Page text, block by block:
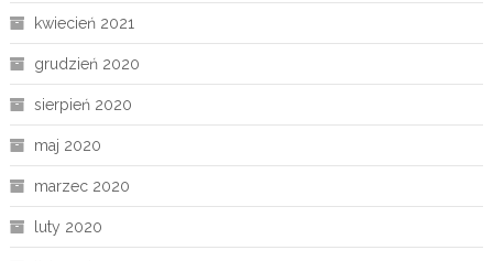
kwiecień 2021
grudzień 2020
sierpień 2020
maj 2020
marzec 2020
luty 2020